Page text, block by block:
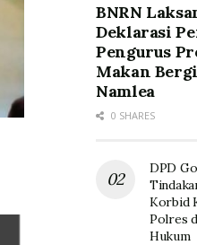
BNRN
Deklarasi
Pengurus
Makan
Namlea
0 SHARES
DPD
Korbid
Polres
Hukum